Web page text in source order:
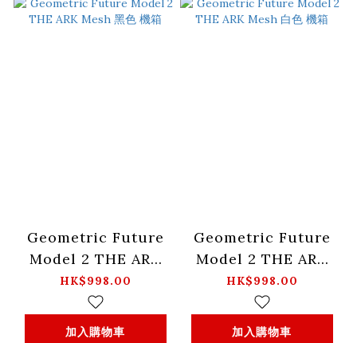
Geometric Future
Model 2 THE ARK
Mesh 黑色 機箱
HK$998.00
加入購物車
Geometric Future
Model 2 THE ARK
Mesh 白色 機箱
HK$998.00
加入購物車